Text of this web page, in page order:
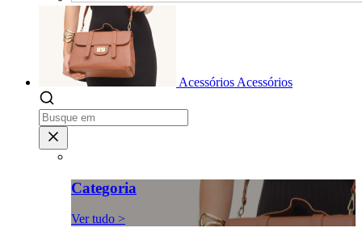
Acessórios Acessórios
Categoria
Ver tudo >